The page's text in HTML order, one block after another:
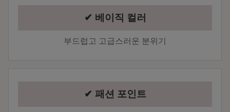
✔ 베이직 컬러
부드럽고 고급스러운 분위기
✔ 패션 포인트